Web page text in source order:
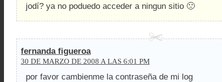
jodí? ya no poduedo acceder a ningun sitio 🙁
fernanda figueroa
30 DE MARZO DE 2008 A LAS 6:01 PM
por favor cambienme la contraseña de mi log